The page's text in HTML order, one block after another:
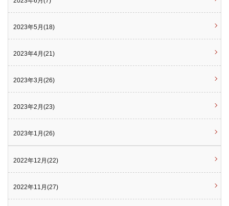
2023年5月(18)
2023年4月(21)
2023年3月(26)
2023年2月(23)
2023年1月(26)
2022年12月(22)
2022年11月(27)